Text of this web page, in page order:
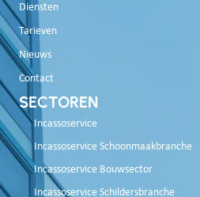
Diensten
Tarieven
Nieuws
Contact
SECTOREN
Incassoservice
Incassoservice Schoonmaakbranche
Incassoservice Bouwsector
Incassoservice Schildersbranche